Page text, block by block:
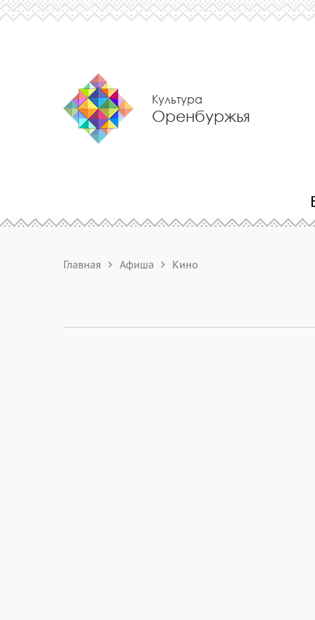
Культура
Оренбуржья
Главная Афиша Кино